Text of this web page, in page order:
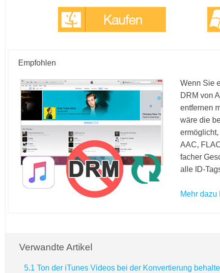
Empfohlen
Wenn Sie
DRM von
entfernen
wäre die
AAC,
facher
alle ID-
Mehr dazu
Verwandte Artikel
5.1 Ton der iTunes Videos bei der Konvertierung